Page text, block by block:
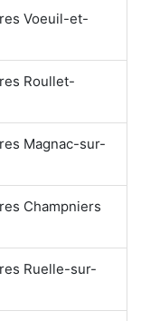
Voeuil-et-
Roullet-
Magnac-sur-
Champniers
Ruelle-sur-